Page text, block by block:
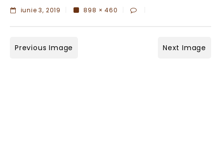
iunie 3, 2019 898 × 460
Previous Image Next Image